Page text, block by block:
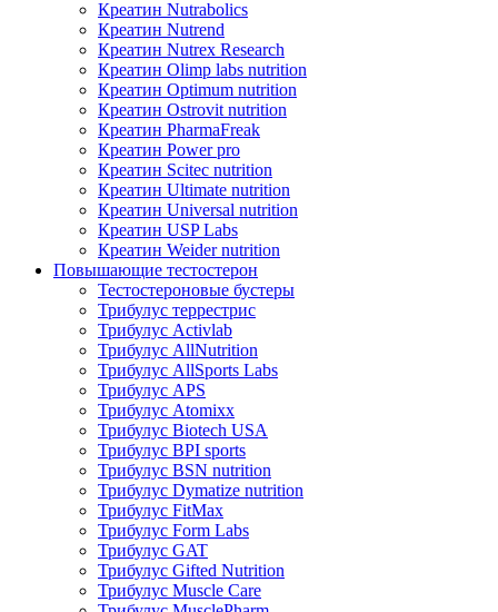
Креатин Nutrabolics
Креатин Nutrend
Креатин Nutrex Research
Креатин Olimp labs nutrition
Креатин Optimum nutrition
Креатин Ostrovit nutrition
Креатин PharmaFreak
Креатин Power pro
Креатин Scitec nutrition
Креатин Ultimate nutrition
Креатин Universal nutrition
Креатин USP Labs
Креатин Weider nutrition
Повышающие тестостерон
Тестостероновые бустеры
Трибулус террестрис
Трибулус Activlab
Трибулус AllNutrition
Трибулус AllSports Labs
Трибулус APS
Трибулус Atomixx
Трибулус Biotech USA
Трибулус BPI sports
Трибулус BSN nutrition
Трибулус Dymatize nutrition
Трибулус FitMax
Трибулус Form Labs
Трибулус GAT
Трибулус Gifted Nutrition
Трибулус Muscle Care